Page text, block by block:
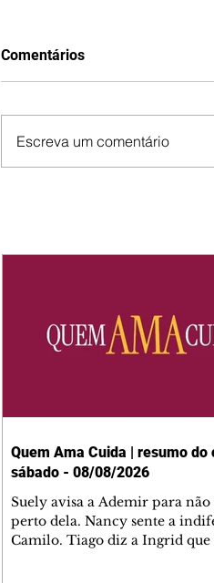
Comentários
Escreva um comentário
Quem Ama Cuida | resumo
sábado - 08/08/2026
Suely avisa a Ademir para não
perto dela. Nancy sente a
Camilo. Tiago diz a Ingrid que